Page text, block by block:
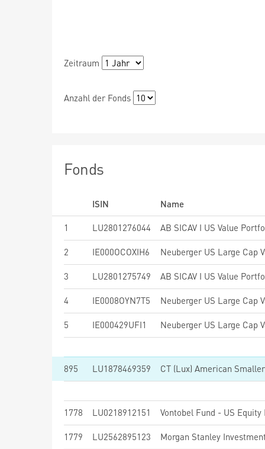
Zeitraum
Anzahl der Fonds
Fonds
ISIN
Name
1
LU2801276044 AB SICAV I US Value
2 IE000OCOXIH6
3 LU2801275749 AB SICAV I US Value
4 IE0008OYN7T5
5 IE000429UFI1
895 LU1878469359 CT (Lux) American
1778 LU0218912151 Vontobel Fund - US Equity
1779 LU2562895123